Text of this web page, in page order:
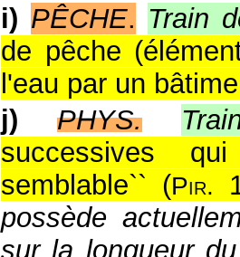
i) PÊCHE. Train
de pêche
l'eau par un
j)
PHYS.
successives
semblable`` (Pir.
possède
sur la longueur